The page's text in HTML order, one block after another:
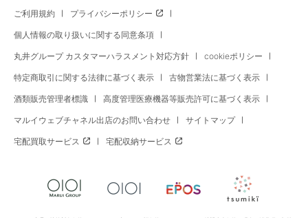
ご利用規約 プライバシーポリシー
個人情報の取り扱いに関する同意条項
丸井グループ カスタマーハラスメント対応方針 cookieポリシー
特定商取引に関する法律に基づく表示 古物営業法に基づく表示
酒類販売管理者標識 高度管理医療機器等販売許可に基づく表示
マルイウェブチャネル出店のお問い合わせ サイトマップ
宅配買取サービス 宅配収納サービス